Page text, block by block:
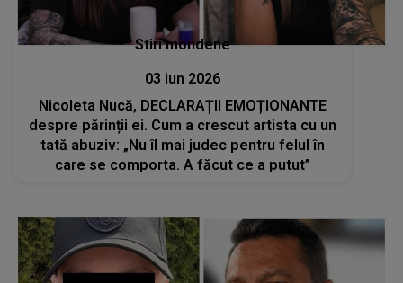
Stiri mondene
03 iun 2026
Nicoleta Nucă, DECLARAȚII EMOȚIONANTE
despre părinții ei. Cum a crescut artista cu un
tată abuziv: „Nu îl mai judec pentru felul în
care se comporta. A făcut ce a putut”